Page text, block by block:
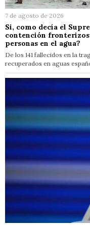
7 de agosto de 2026
Si, como decía el
contención fronterizos
personas en el agua?
De los 141 fallecidos en la
recuperados en aguas